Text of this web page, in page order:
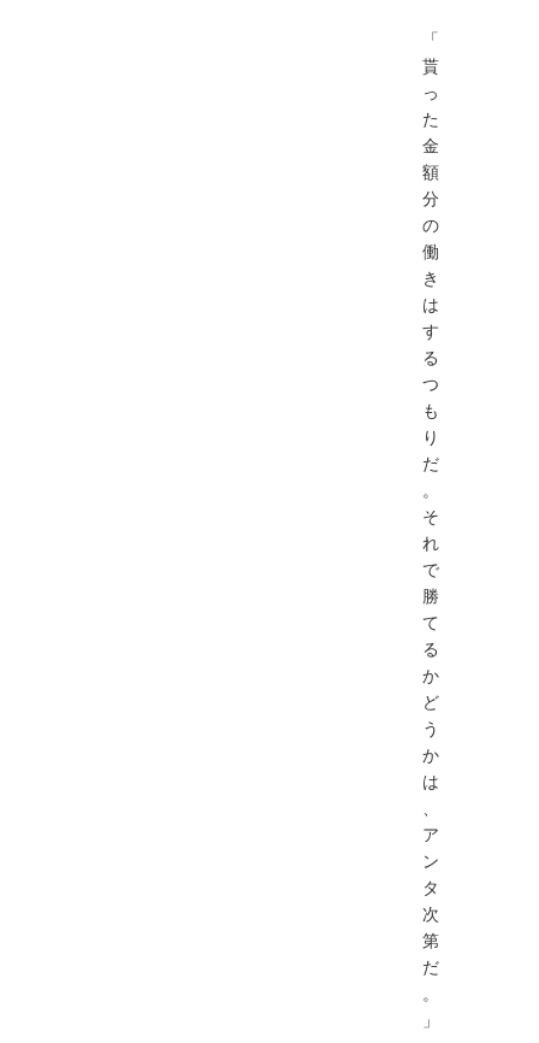
「
貰
っ
た
金
額
分
の
働
き
は
す
る
つ
も
り
だ
。
そ
れ
で
勝
て
る
か
ど
う
か
は
、
ア
ン
タ
次
第
だ
。
」